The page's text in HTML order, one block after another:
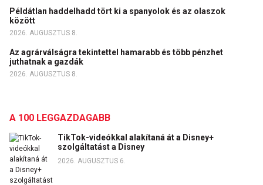
Példátlan haddelhadd tört ki a spanyolok és az olaszok
között
2026. AUGUSZTUS 8.
Az agrárválságra tekintettel hamarabb és több pénzhet
juthatnak a gazdák
2026. AUGUSZTUS 8.
A 100 LEGGAZDAGABB
TikTok-videókkal alakítaná át a Disney+
szolgáltatást a Disney
2026. AUGUSZTUS 6.